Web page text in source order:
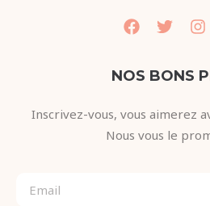
NOS BONS
Inscrivez-vous, vous aimerez
Nous vous le